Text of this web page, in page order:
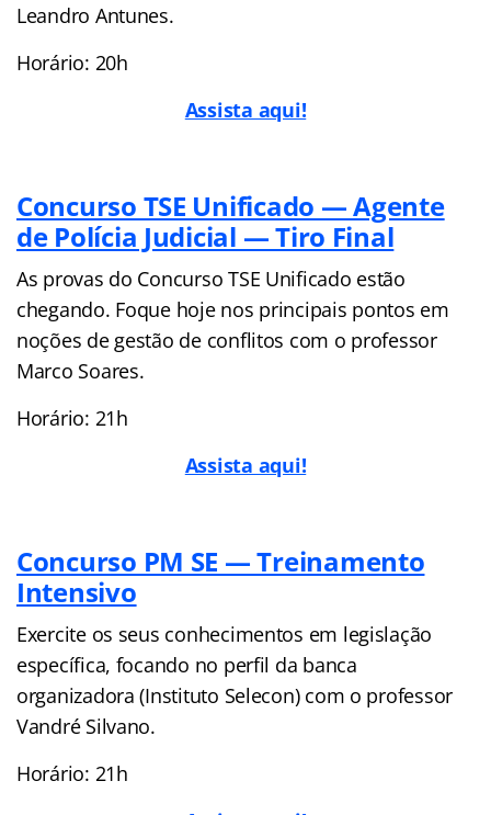
Leandro Antunes.
Horário: 20h
Assista aqui!
Concurso TSE Unificado — Agente
de Polícia Judicial — Tiro Final
As provas do Concurso TSE Unificado estão
chegando. Foque hoje nos principais pontos em
noções de gestão de conflitos com o professor
Marco Soares.
Horário: 21h
Assista aqui!
Concurso PM SE — Treinamento
Intensivo
Exercite os seus conhecimentos em legislação
específica, focando no perfil da banca
organizadora (Instituto Selecon) com o professor
Vandré Silvano.
Horário: 21h